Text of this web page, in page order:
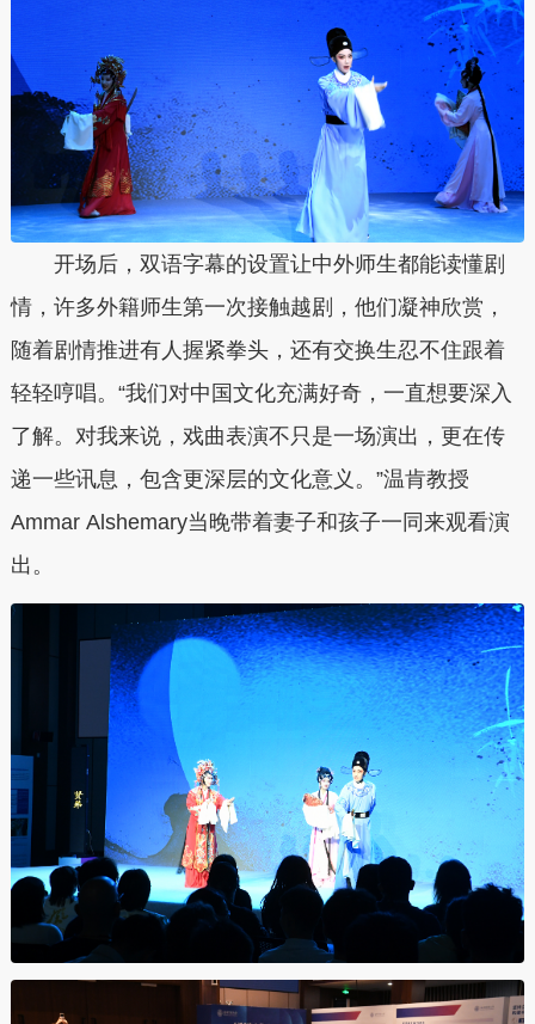
开场后，双语字幕的设置让中外师生都能读懂剧
情，许多外籍师生第一次接触越剧，他们凝神欣赏，
随着剧情推进有人握紧拳头，还有交换生忍不住跟着
轻轻哼唱。“我们对中国文化充满好奇，一直想要深入
了解。对我来说，戏曲表演不只是一场演出，更在传
递一些讯息，包含更深层的文化意义。”温肯教授
Ammar Alshemary当晚带着妻子和孩子一同来观看演
出。